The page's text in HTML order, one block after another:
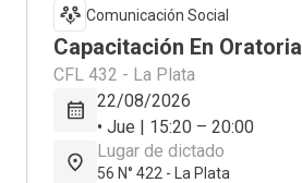
Comunicación Social
Capacitación En Oratoria
CFL 432 - La Plata
22/08/2026
• Jue | 15:20 – 20:00
Lugar de dictado
56 N° 422 - La Plata